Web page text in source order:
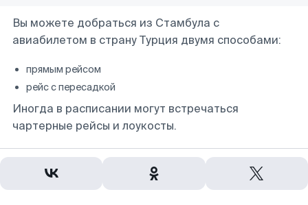
Вы можете добраться из Стамбула с
авиабилетом в страну Турция двумя способами:
прямым рейсом
рейс с пересадкой
Иногда в расписании могут встречаться
чартерные рейсы и лоукосты.